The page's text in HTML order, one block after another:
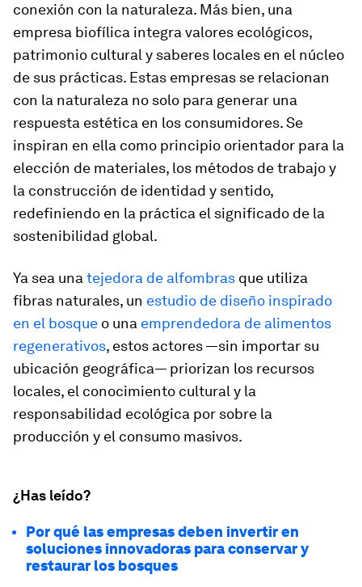
conexión con la naturaleza. Más bien, una
empresa biofílica integra valores ecológicos,
patrimonio cultural y saberes locales en el núcleo
de sus prácticas. Estas empresas se relacionan
con la naturaleza no solo para generar una
respuesta estética en los consumidores. Se
inspiran en ella como principio orientador para la
elección de materiales, los métodos de trabajo y
la construcción de identidad y sentido,
redefiniendo en la práctica el significado de la
sostenibilidad global.
Ya sea una tejedora de alfombras que utiliza
fibras naturales, un estudio de diseño inspirado
en el bosque o una emprendedora de alimentos
regenerativos, estos actores —sin importar su
ubicación geográfica— priorizan los recursos
locales, el conocimiento cultural y la
responsabilidad ecológica por sobre la
producción y el consumo masivos.
¿Has leído?
Por qué las empresas deben invertir en
soluciones innovadoras para conservar y
restaurar los bosques